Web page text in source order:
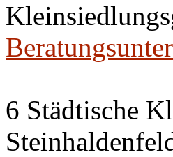
6 Städtische